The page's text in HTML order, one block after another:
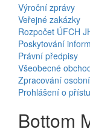
Výroční zprávy
Veřejné zakázky
Rozpočet ÚFCH
Poskytování
Právní předpisy
Všeobecné
Zpracování
Prohlášení o
Bottom